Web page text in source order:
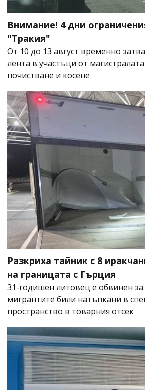
Внимание! 4 дни
"Тракия"
От 10 до 13 август временно
лента в участъци от
почистване и косене
Разкриха тайник с 8
на границата с Гърция
31-годишен литовец е обвинен
мигрантите били натъпкани в
пространство в товарния отсек